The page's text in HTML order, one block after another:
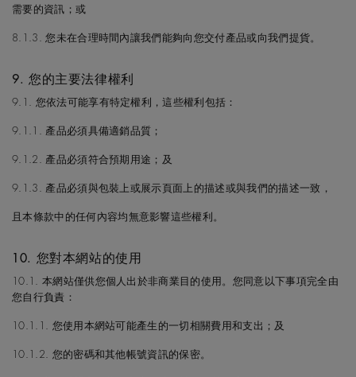
需要的資訊；或
8.1.3. 您未在合理時間內讓我們能夠向您交付產品或向我們提貨。
9. 您的主要法律權利
9.1. 您依法可能享有特定權利，這些權利包括：
9.1.1. 產品必須具備適銷品質；
9.1.2. 產品必須符合預期用途；及
9.1.3. 產品必須與包裝上或展示頁面上的描述或與我們的描述一致，
且本條款中的任何內容均無意影響這些權利。
10. 您對本網站的使用
10.1. 本網站僅供您個人出於非商業目的使用。您同意以下事項完全由
您自行負責：
10.1.1. 您使用本網站可能產生的一切相關費用和支出；及
10.1.2. 您的密碼和其他帳號資訊的保密。